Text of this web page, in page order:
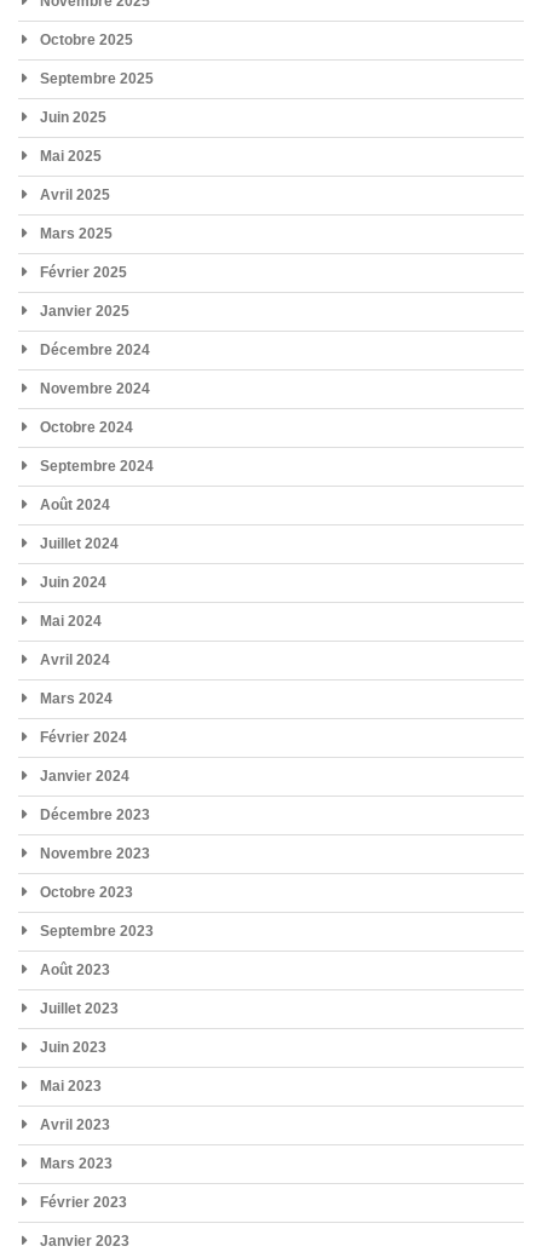
Octobre 2025
Septembre 2025
Juin 2025
Mai 2025
Avril 2025
Mars 2025
Février 2025
Janvier 2025
Décembre 2024
Novembre 2024
Octobre 2024
Septembre 2024
Août 2024
Juillet 2024
Juin 2024
Mai 2024
Avril 2024
Mars 2024
Février 2024
Janvier 2024
Décembre 2023
Novembre 2023
Octobre 2023
Septembre 2023
Août 2023
Juillet 2023
Juin 2023
Mai 2023
Avril 2023
Mars 2023
Février 2023
Janvier 2023